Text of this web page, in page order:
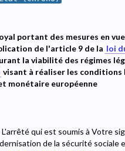
portant des mesures en
de l'article 9 de la loi
la viabilité des régimes
visant à réaliser les
monétaire européenne
qui est soumis à Votre
de la sécurité sociale